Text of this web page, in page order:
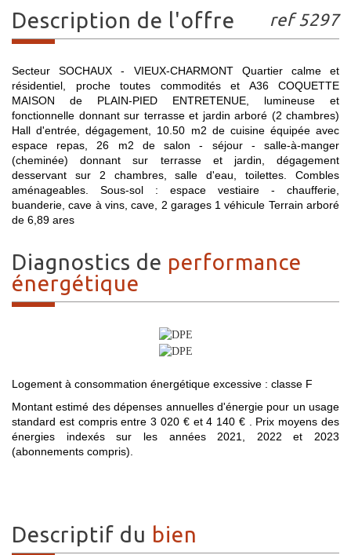
description de l'offre ref 5297
Secteur SOCHAUX - VIEUX-CHARMONT Quartier calme et
résidentiel, proche toutes commodités et A36 COQUETTE
MAISON de PLAIN-PIED ENTRETENUE, lumineuse et
fonctionnelle donnant sur terrasse et jardin arboré (2 chambres)
Hall d'entrée, dégagement, 10.50 m2 de cuisine équipée avec
espace repas, 26 m2 de salon - séjour - salle-à-manger
(cheminée) donnant sur terrasse et jardin, dégagement
desservant sur 2 chambres, salle d'eau, toilettes. Combles
aménageables. Sous-sol : espace vestiaire - chaufferie,
buanderie, cave à vins, cave, 2 garages 1 véhicule Terrain arboré
de 6,89 ares
diagnostics de performance
énergétique
Logement à consommation énergétique excessive : classe F
Montant estimé des dépenses annuelles d'énergie pour un usage
standard est compris entre 3 020 € et 4 140 € . Prix moyens des
énergies indexés sur les années 2021, 2022 et 2023
(abonnements compris).
descriptif du bien